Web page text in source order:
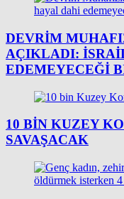
DEVRIM
AÇIKLADI:
EDEMEYECEĞI
10 BIN KUZEY
SAVAŞACAK